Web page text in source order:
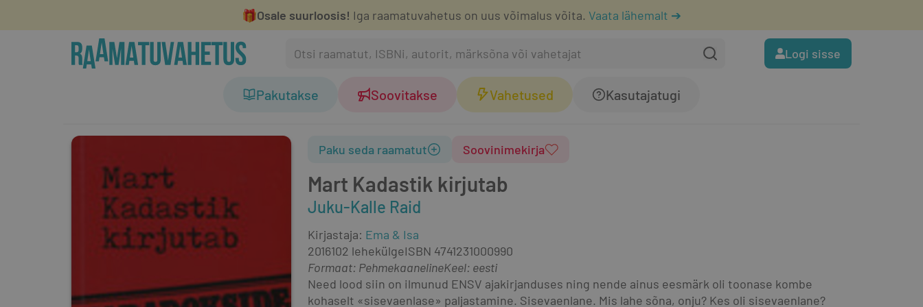
🎁Osale suurloosis! Iga raamatuvahetus on uus võimalus võita. Vaata lähemalt ➔
Logi sisse
Pakutakse Soovitakse Vahetused Kasutajatugi
Mart Kadastik kirjutab
Juku-Kalle Raid
Paku seda raamatut Soovinimekirja
Kirjastaja: Ema & Isa
2016102 lehekülgeISBN 4741231000990
Formaat: PehmekaanelineKeel: eesti
Need lood siin on ilmunud ENSV ajakirjanduses ning nende ainus eesmärk oli toonase kombe
kohaselt «sisevaenlase» paljastamine. Sisevaenlane. Mis lahe sõna, onju? Kes oli sisevaenlane?